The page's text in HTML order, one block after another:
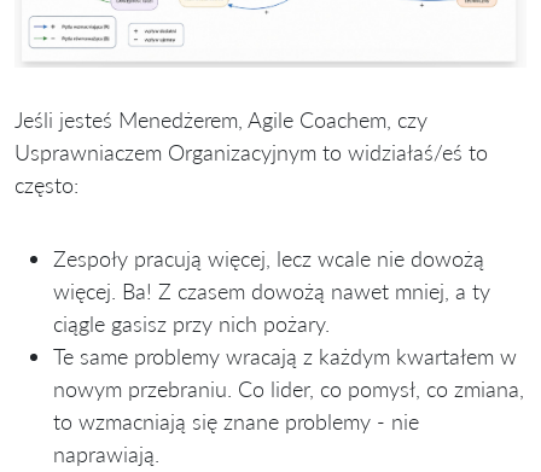
Jeśli jesteś Menedżerem, Agile Coachem, czy
Usprawniaczem Organizacyjnym to widziałaś/eś to
często:
Zespoły pracują więcej, lecz wcale nie dowożą
więcej. Ba! Z czasem dowożą nawet mniej, a ty
ciągle gasisz przy nich pożary.
Te same problemy wracają z każdym kwartałem w
nowym przebraniu. Co lider, co pomysł, co zmiana,
to wzmacniają się znane problemy - nie
naprawiają.